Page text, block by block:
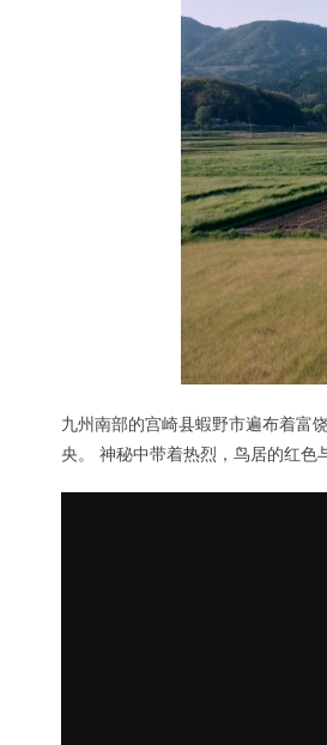
九州南部的宫崎县蝦野市遍布着富
央。 神秘中带着热烈，鸟居的红色